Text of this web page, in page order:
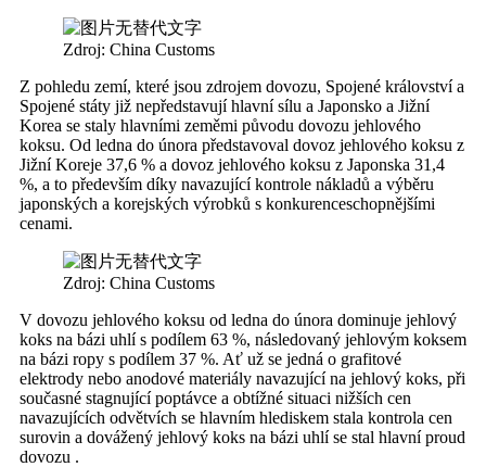
Zdroj: China Customs
Z pohledu zemí, které jsou zdrojem dovozu, Spojené království a
Spojené státy již nepředstavují hlavní sílu a Japonsko a Jižní
Korea se staly hlavními zeměmi původu dovozu jehlového
koksu. Od ledna do února představoval dovoz jehlového koksu z
Jižní Koreje 37,6 % a dovoz jehlového koksu z Japonska 31,4
%, a to především díky navazující kontrole nákladů a výběru
japonských a korejských výrobků s konkurenceschopnějšími
cenami.
Zdroj: China Customs
V dovozu jehlového koksu od ledna do února dominuje jehlový
koks na bázi uhlí s podílem 63 %, následovaný jehlovým koksem
na bázi ropy s podílem 37 %. Ať už se jedná o grafitové
elektrody nebo anodové materiály navazující na jehlový koks, při
současné stagnující poptávce a obtížné situaci nižších cen
navazujících odvětvích se hlavním hlediskem stala kontrola cen
surovin a dovážený jehlový koks na bázi uhlí se stal hlavní proud
dovozu .